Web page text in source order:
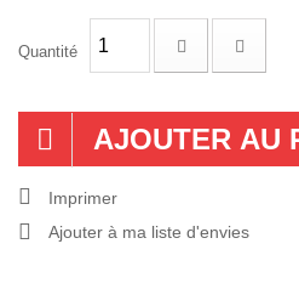
Quantité
AJOUTER AU
Imprimer
Ajouter à ma liste d'envies